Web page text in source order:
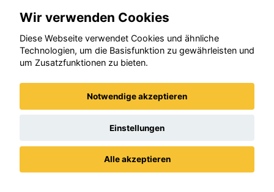
Skoda Fabia
Wir verwenden Cookies
Diese Webseite verwendet Cookies und ähnliche
Technologien, um die Basisfunktion zu gewährleisten und
um Zusatzfunktionen zu bieten.
Notwendige akzeptieren
Einstellungen
Alle akzeptieren